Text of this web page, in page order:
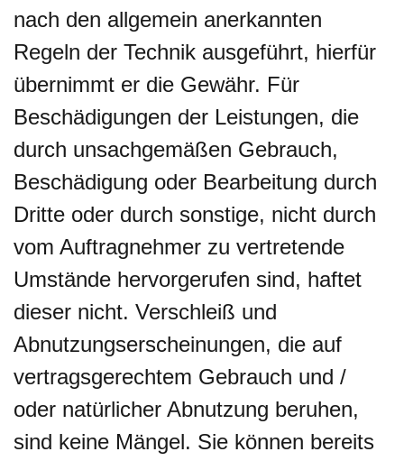
nach den allgemein anerkannten
Regeln der Technik ausgeführt, hierfür
übernimmt er die Gewähr. Für
Beschädigungen der Leistungen, die
durch unsachgemäßen Gebrauch,
Beschädigung oder Bearbeitung durch
Dritte oder durch sonstige, nicht durch
vom Auftragnehmer zu vertretende
Umstände hervorgerufen sind, haftet
dieser nicht. Verschleiß und
Abnutzungserscheinungen, die auf
vertragsgerechtem Gebrauch und /
oder natürlicher Abnutzung beruhen,
sind keine Mängel. Sie können bereits